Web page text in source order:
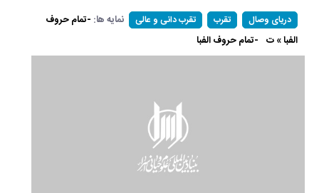
دریای وصال تقرب تقرب دانی و عالی نمایه ها: -تمام حروف
الفبا » ت -تمام حروف الفبا